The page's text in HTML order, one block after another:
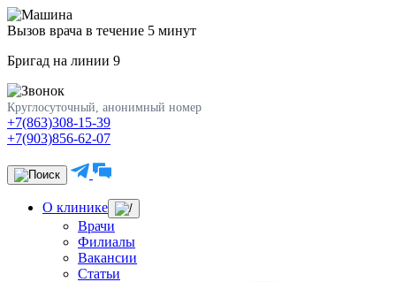
Вызов врача в течение 5 минут
Бригад на линии 9
Круглосуточный, анонимный номер
+7(863)308-15-39
+7(903)856-62-07
О клинике
Врачи
Филиалы
Вакансии
Статьи